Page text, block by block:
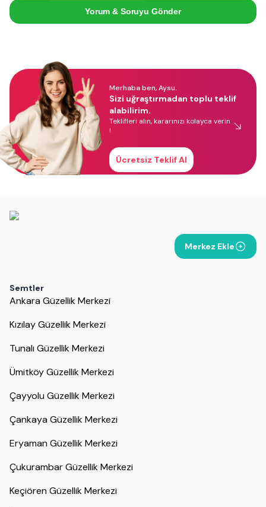
Yorum & Soruyu Gönder
Merhaba ben, Aysu.
Sizi uğraştırmadan toplu teklif
alabilirim.
Teklifleri alın, kararınızı kolayca verin
!
Ücretsiz Teklif Al
Merkez Ekle
Semtler
Ankara Güzellik Merkezi
Kızılay Güzellik Merkezi
Tunalı Güzellik Merkezi
Ümitköy Güzellik Merkezi
Çayyolu Güzellik Merkezi
Çankaya Güzellik Merkezi
Eryaman Güzellik Merkezi
Çukurambar Güzellik Merkezi
Keçiören Güzellik Merkezi